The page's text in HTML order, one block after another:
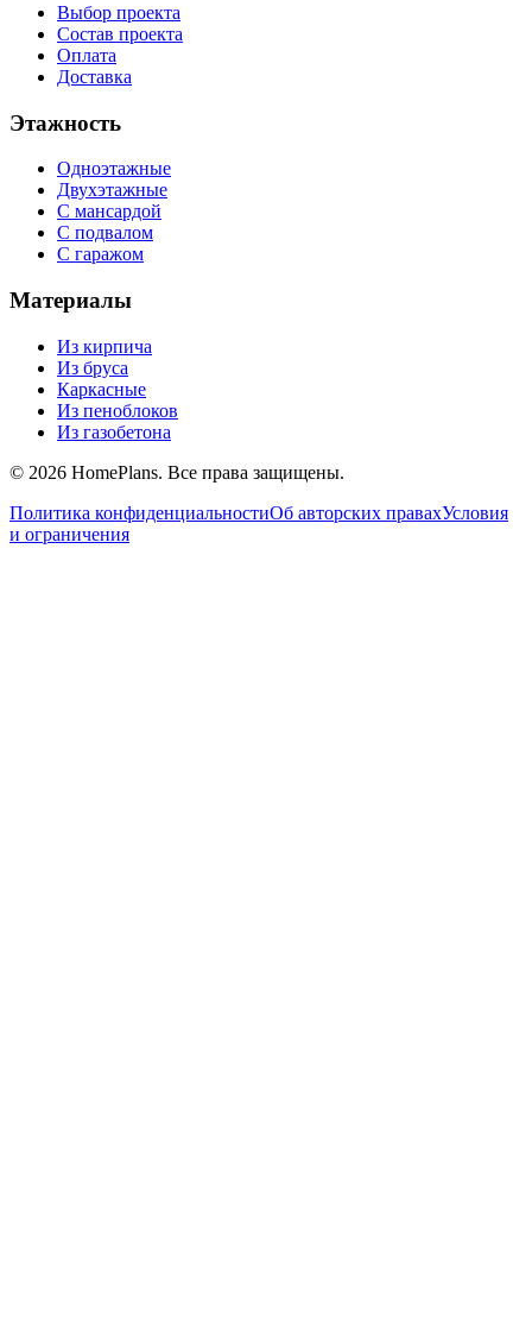
Выбор проекта
Состав проекта
Оплата
Доставка
Этажность
Одноэтажные
Двухэтажные
С мансардой
С подвалом
С гаражом
Материалы
Из кирпича
Из бруса
Каркасные
Из пеноблоков
Из газобетона
© 2026 HomePlans. Все права защищены.
Политика конфиденциальностиОб авторских правахУсловия
и ограничения